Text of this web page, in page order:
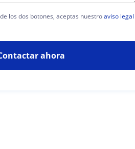
los dos botones, aceptas nuestroaviso legal
ahora